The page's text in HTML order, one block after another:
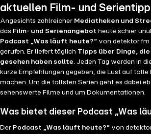
https://detektor.fm/serien/antritt
Nachlesen: https://detektor.fm/
heute-running-point-staffel-2
aktuellen Film- und
Angesichts zahlreicher Mediatheken und
das Film- und Serienangebot heute schier
Podcast „Was läuft heute?“ von
gerufen. Er liefert täglich Tipps über Dinge,
gesehen haben sollte. Jeden Tag werden in
kurze Empfehlungen gegeben, die Lust auf
machen. Um die tollsten Serien geht es dabei
sehenswerte Filme und um Dokumentationen.
Was bietet dieser Podcast „Was
Der Podcast „Was läuft heute?“ von